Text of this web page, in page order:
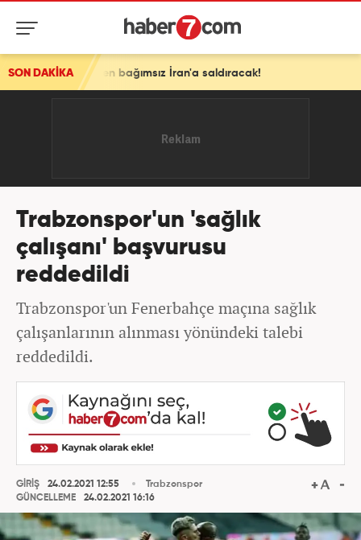
SON DAKİKAbağımsız İran'a saldıracak!
Trabzonspor'un 'sağlık
çalışanı' başvurusu
reddedildi
Trabzonspor'un Fenerbahçe maçına sağlık
çalışanlarının alınması yönündeki talebi
reddedildi.
GİRİŞ
24.02.2021 12:55
GÜNCELLEME
24.02.2021 16:16
Trabzonspor